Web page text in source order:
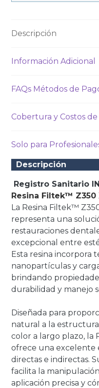
Descripción
Información Adicional
FAQs Métodos de
Cobertura y Costos
Solo para
Descripción
Registro Sanitario
Resina Filtek™ Z350
La Resina Filtek™
representa una
restauraciones
excepcional entre
Esta resina incorpora
nanopartículas y
brindando
durabilidad y manejo
Diseñada para
natural a la
color a largo plazo, la
ofrece una excelente
directas e indirectas.
facilita la
aplicación precisa y